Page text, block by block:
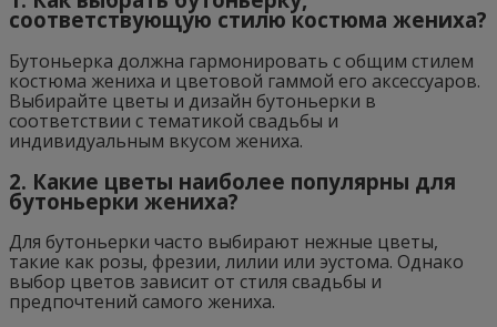
соответствующую стилю костюма жениха?
Бутоньерка должна гармонировать с общим стилем
костюма жениха и цветовой гаммой его аксессуаров.
Выбирайте цветы и дизайн бутоньерки в
соответствии с тематикой свадьбы и
индивидуальным вкусом жениха.
2. Какие цветы наиболее популярны для
бутоньерки жениха?
Для бутоньерки часто выбирают нежные цветы,
такие как розы, фрезии, лилии или эустома. Однако
выбор цветов зависит от стиля свадьбы и
предпочтений самого жениха.